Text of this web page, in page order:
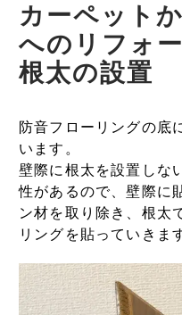
カーペット
へのリフォ
根太の設置
防音フローリングの底
います。
壁際に根太を設置しな
性があるので、壁際に
ン材を取り除き、根太
リングを貼っていきま